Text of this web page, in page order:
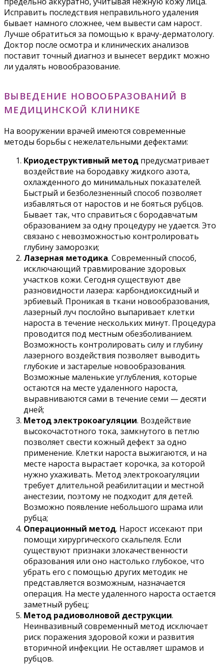
Исправить последствия неправильного удаления
бывает намного сложнее, чем вывести сам нарост.
Лучше обратиться за помощью к врачу-дерматологу.
Доктор после осмотра и клинических анализов
поставит точный диагноз и вынесет вердикт можно
ли удалять новообразование.
ВЫВЕДЕНИЕ НОВООБРАЗОВАНИЙ В
МЕДИЦИНСКОЙ КЛИНИКЕ
На вооружении врачей имеются современные
методы борьбы с нежелательными дефектами:
Криодеструктивный метод предусматривает
воздействие на бородавку жидкого азота,
охлажденного до минимальных показателей.
Быстрый и безболезненный способ позволяет
избавляться от наростов и не бояться рубцов.
Бывает так, что справиться с бородавчатым
образованием за одну процедуру не удается. Это
связано с невозможностью контролировать
глубину заморозки;
Лазерная методика. Современный способ,
исключающий травмирование здоровых
участков кожи. Сегодня существуют две
разновидности лазера: карбондиоксидный и
эрбиевый. Проникая в ткани новообразования,
лазерный луч послойно выпаривает клетки
нароста в течение нескольких минут. Процедура
проводится под местным обезболиванием.
Возможность контролировать силу и глубину
лазерного воздействия позволяет выводить
глубокие и застарелые новообразования.
Возможные маленькие углубления, которые
остаются на месте удаленного нароста,
выравниваются сами в течение семи — десяти
дней;
Метод электрокоагуляции. Воздействие
высокочастотного тока, замкнутого в петлю
позволяет свести кожный дефект за одно
применение. Клетки нароста выжигаются, и на
месте нароста вырастает корочка, за которой
нужно ухаживать. Метод электрокоагуляции
требует длительной реабилитации и местной
анестезии, поэтому не подходит для детей.
Возможно появление небольшого шрама или
рубца;
Операционный метод. Нарост иссекают при
помощи хирургического скальпеля. Если
существуют признаки злокачественности
образования или оно настолько глубокое, что
убрать его с помощью других методик не
представляется возможным, назначается
операция. На месте удаленного нароста остается
заметный рубец;
Метод радиоволновой деструкции.
Неинвазивный современный метод исключает
риск поражения здоровой кожи и развития
вторичной инфекции. Не оставляет шрамов и
рубцов.